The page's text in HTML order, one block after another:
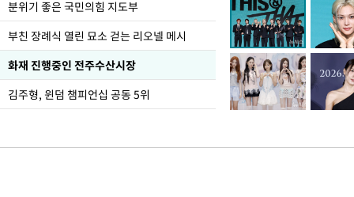
분위기 좋은 국민의힘 지도부
부친 장례식 열린 묘소 걷는 리오넬 메시
화재 진행중인 전주수산시장
김주형, 윈덤 챔피언십 공동 5위